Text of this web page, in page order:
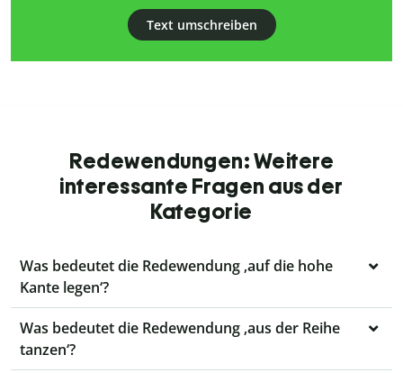
Text umschreiben
Redewendungen: Weitere
interessante Fragen aus der
Kategorie
Was bedeutet die Redewendung ‚auf die hohe
Kante legen‘?
Was bedeutet die Redewendung ‚aus der Reihe
tanzen‘?